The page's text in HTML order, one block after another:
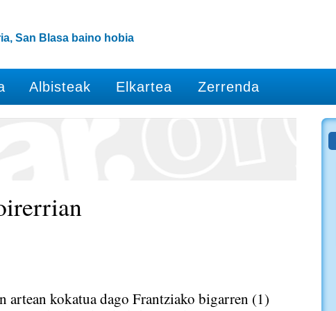
San Blasa baino hobia
Albisteak Elkartea Zerrenda
kokatua dago Frantziako bigarren (1)